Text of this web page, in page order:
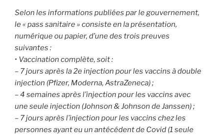
Selon les informations publiées par le gouvernement,
le « pass sanitaire » consiste en la présentation,
numérique ou papier, d’une des trois preuves
suivantes :
• Vaccination complète, soit :
– 7 jours après la 2e injection pour les vaccins à double
injection (Pfizer, Moderna, AstraZeneca) ;
– 4 semaines après l’injection pour les vaccins avec
une seule injection (Johnson & Johnson de Janssen) ;
– 7 jours après l’injection pour les vaccins chez les
personnes ayant eu un antécédent de Covid (1 seule